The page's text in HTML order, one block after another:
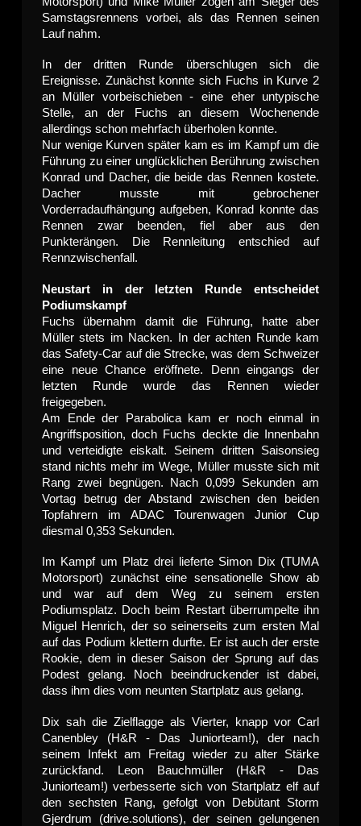
Samstagsrennens vorbei, als das Rennen seinen
Lauf nahm.
In der dritten Runde überschlugen sich die
Ereignisse. Zunächst konnte sich Fuchs in Kurve 2
an Müller vorbeischieben - eine eher untypische
Stelle, an der Fuchs an diesem Wochenende
allerdings schon mehrfach überholen konnte.
Nur wenige Kurven später kam es im Kampf um die
Führung zu einer unglücklichen Berührung zwischen
Konrad und Dacher, die beide das Rennen kostete.
Dacher musste mit gebrochener
Vorderradaufhängung aufgeben, Konrad konnte das
Rennen zwar beenden, fiel aber aus den
Punkterängen. Die Rennleitung entschied auf
Rennzwischenfall.
Neustart in der letzten Runde entscheidet
Podiumskampf
Fuchs übernahm damit die Führung, hatte aber
Müller stets im Nacken. In der achten Runde kam
das Safety-Car auf die Strecke, was dem Schweizer
eine neue Chance eröffnete. Denn eingangs der
letzten Runde wurde das Rennen wieder
freigegeben.
Am Ende der Parabolica kam er noch einmal in
Angriffsposition, doch Fuchs deckte die Innenbahn
und verteidigte eiskalt. Seinem dritten Saisonsieg
stand nichts mehr im Wege, Müller musste sich mit
Rang zwei begnügen. Nach 0,099 Sekunden am
Vortag betrug der Abstand zwischen den beiden
Topfahrern im ADAC Tourenwagen Junior Cup
diesmal 0,353 Sekunden.
Im Kampf um Platz drei lieferte Simon Dix (TUMA
Motorsport) zunächst eine sensationelle Show ab
und war auf dem Weg zu seinem ersten
Podiumsplatz. Doch beim Restart überrumpelte ihn
Miguel Henrich, der so seinerseits zum ersten Mal
auf das Podium klettern durfte. Er ist auch der erste
Rookie, dem in dieser Saison der Sprung auf das
Podest gelang. Noch beeindruckender ist dabei,
dass ihm dies vom neunten Startplatz aus gelang.
Dix sah die Zielflagge als Vierter, knapp vor Carl
Canenbley (H&R - Das Juniorteam!), der nach
seinem Infekt am Freitag wieder zu alter Stärke
zurückfand. Leon Bauchmüller (H&R - Das
Juniorteam!) verbesserte sich von Startplatz elf auf
den sechsten Rang, gefolgt von Debütant Storm
Gjerdrum (drive.solutions), der seinen gelungenen